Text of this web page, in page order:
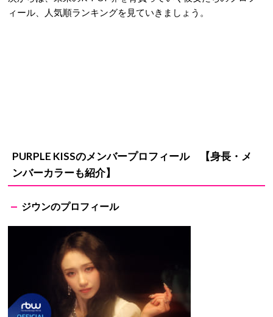
ィール、人気順ランキングを見ていきましょう。
PURPLE KISSのメンバープロフィール 【身長・メ
ンバーカラーも紹介】
ジウンのプロフィール